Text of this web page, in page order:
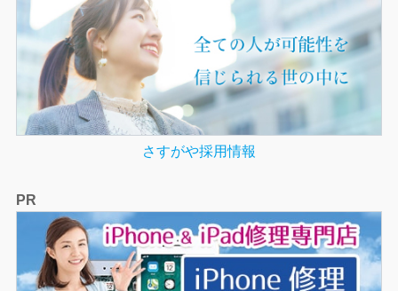
さすがや採用情報
PR